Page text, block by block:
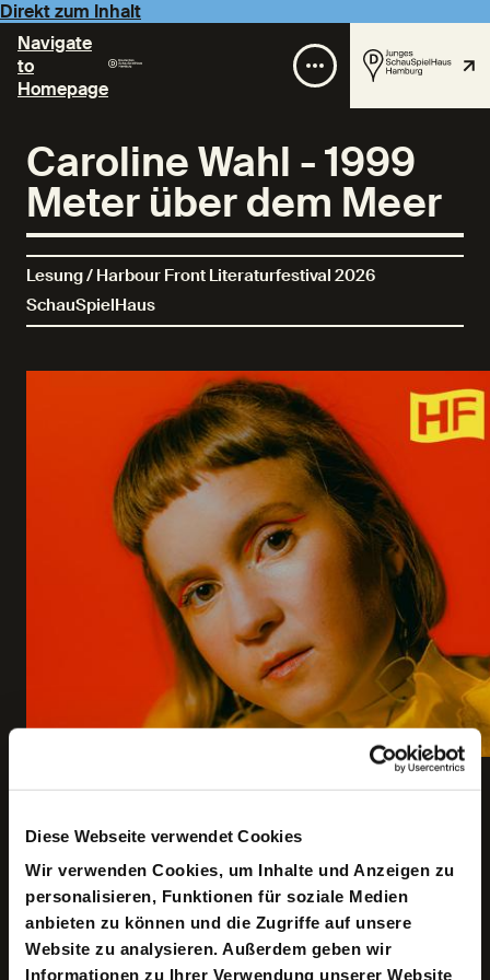
Diese Webseite verwendet Cookies
Wir verwenden Cookies, um Inhalte und Anzeigen zu
personalisieren, Funktionen für soziale Medien
anbieten zu können und die Zugriffe auf unsere
Website zu analysieren. Außerdem geben wir
Informationen zu Ihrer Verwendung unserer Website
Direkt zum Inhalt
Navigate
to
Homepage
Caroline Wahl - 1999
Meter über dem Meer
Lesung / Harbour Front Literaturfestival 2026
SchauSpielHaus
Die nächsten Termine
Samstag
Gastspiel
19/09/2026 / 20.00 Uhr /